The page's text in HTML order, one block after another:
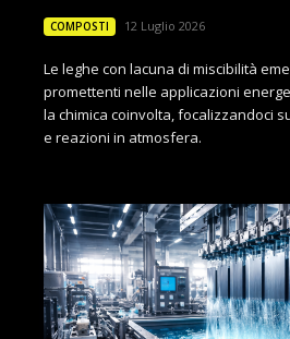
COMPOSTI 12 Luglio 2026
Le leghe con lacuna di miscibilità
promettenti nelle applicazioni
la chimica coinvolta, focalizzandoci
e reazioni in atmosfera.